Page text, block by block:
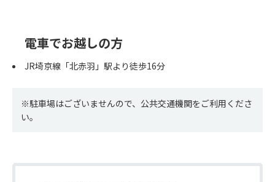
電車でお越しの方
JR埼京線「北赤羽」駅より徒歩16分
※駐車場はございませんので、公共交通機関をご利用くださ
い。